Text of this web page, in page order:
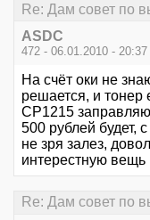
Re: Дам совет по
ASDC
472 - 06.01.2010 - 20:37
На счёт оки не
решается, и
CP1215
500 рублей будет,
не зря залез,
интерестную вещь
Re: Дам совет по